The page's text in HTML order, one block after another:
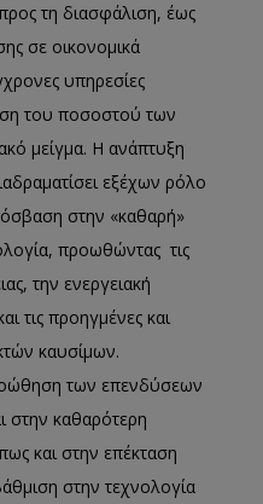
τη διασφάλιση, έως
σε οικονομικά
υπηρεσίες
του ποσοστού των
μείγμα. Η ανάπτυξη
εξέχων ρόλο
στην «καθαρή»
προωθώντας τις
την ενεργειακή
τις προηγμένες και
καυσίμων.
των επενδύσεων
στην καθαρότερη
και στην επέκταση
στην τεχνολογία